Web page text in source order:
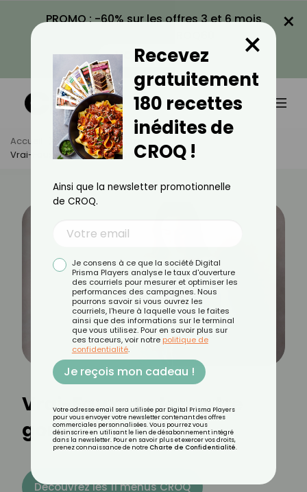
PROMO : -60% sur les offres 3 et 6 mois
VOIR LA PROMO
×
Accueil Actus
Bien-Être
Vrai-Faux Sur Le Ventre Gonflé
Vrai-Faux sur le ventre
gonflé
Découvrez les 11 menus CROQ
Recevez
gratuitement
180 recettes
inédites de
CROQ !
×
Ainsi que la newsletter promotionnelle
de CROQ.
Je consens à ce que la société Digital
Prisma Players analyse le taux d'ouverture
des courriels pour mesurer et optimiser les
performances des campagnes. Nous
pourrons savoir si vous ouvrez les
courriels, l'heure à laquelle vous le faites
ainsi que des informations sur le terminal
que vous utilisez. Pour en savoir plus sur
ces traceurs, voir notre politique de
confidentialité.
Je reçois mon cadeau !
Votre adresse email sera utilisée par Digital Prisma Players
pour vous envoyer votre newsletter contenant des offres
commerciales personnalisées. Vous pourrez vous
désinscrire en utilisant le lien de désabonnement intégré
dans la newsletter. Pour en savoir plus et exercer vos droits,
prenez connaissance de notre Charte de Confidentialité.